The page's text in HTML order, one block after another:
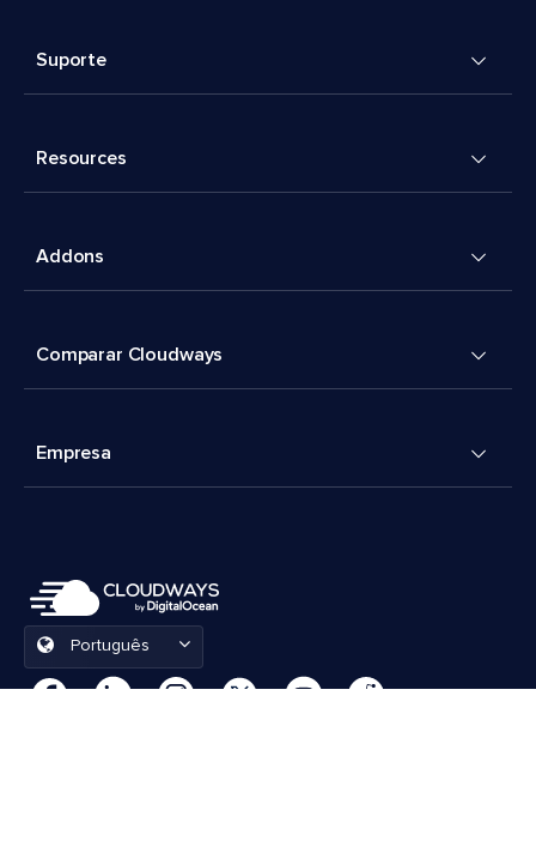
Suporte
Resources
Addons
Comparar Cloudways
Empresa
Português